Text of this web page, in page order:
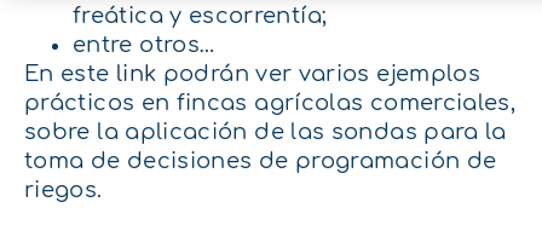
freática y escorrentía;
entre otros…
En este link podrán ver varios ejemplos
prácticos en fincas agrícolas comerciales,
sobre la aplicación de las sondas para la
toma de decisiones de programación de
riegos.